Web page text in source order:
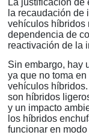
la recaudación de
vehículos híbridos
dependencia de
reactivación de la
Sin embargo, hay
ya que no toma
vehículos
son híbridos
y un impacto
los híbridos
funcionar en